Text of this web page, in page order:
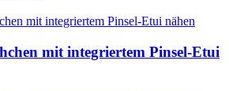
mit integriertem Pinsel-Etui